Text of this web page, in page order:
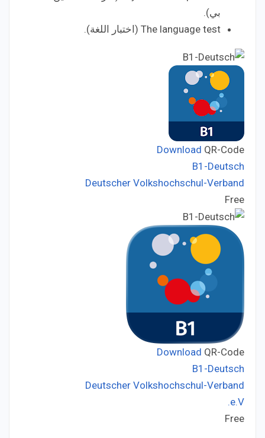
بي).
The language test (اختبار اللغة).
Download QR-Code
B1-Deutsch
Deutscher Volkshochschul-Verband
Free
Download QR-Code
B1-Deutsch
Deutscher Volkshochschul-Verband
e.V.
Free